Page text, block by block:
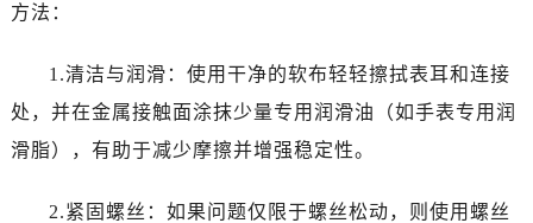
方法：
1.清洁与润滑：使用干净的软布轻轻擦拭表耳和连接
处，并在金属接触面涂抹少量专用润滑油（如手表专用润
滑脂），有助于减少摩擦并增强稳定性。
2.紧固螺丝：如果问题仅限于螺丝松动，则使用螺丝